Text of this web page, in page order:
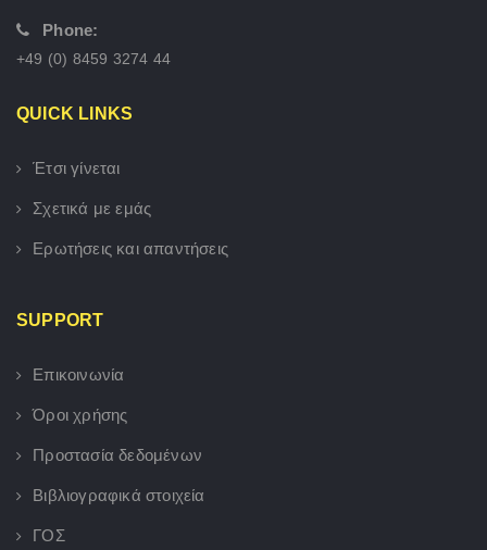
Phone:
+49 (0) 8459 3274 44
QUICK LINKS
Έτσι γίνεται
Σχετικά με εμάς
Ερωτήσεις και απαντήσεις
SUPPORT
Επικοινωνία
Όροι χρήσης
Προστασία δεδομένων
Βιβλιογραφικά στοιχεία
ΓΟΣ